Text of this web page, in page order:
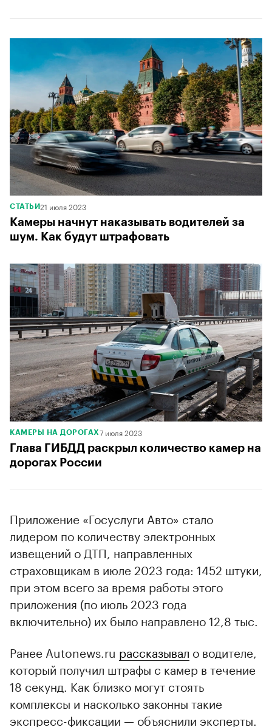
СТАТЬИ21 июля 2023
Камеры начнут наказывать водителей за
шум. Как будут штрафовать
КАМЕРЫ НА ДОРОГАХ7 июля 2023
Глава ГИБДД раскрыл количество камер на
дорогах России
Приложение «Госуслуги Авто» стало
лидером по количеству электронных
извещений о ДТП, направленных
страховщикам в июле 2023 года: 1452 штуки,
при этом всего за время работы этого
приложения (по июль 2023 года
включительно) их было направлено 12,8 тыс.
Ранее Autonews.ru рассказывал о водителе,
который получил штрафы с камер в течение
18 секунд. Как близко могут стоять
комплексы и насколько законны такие
экспресс-фиксации — объяснили эксперты.